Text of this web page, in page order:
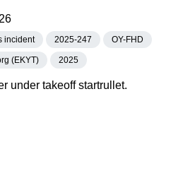
incident 2025-247 OY-FHD
(EKYT) 2025
under takeoff startrullet.